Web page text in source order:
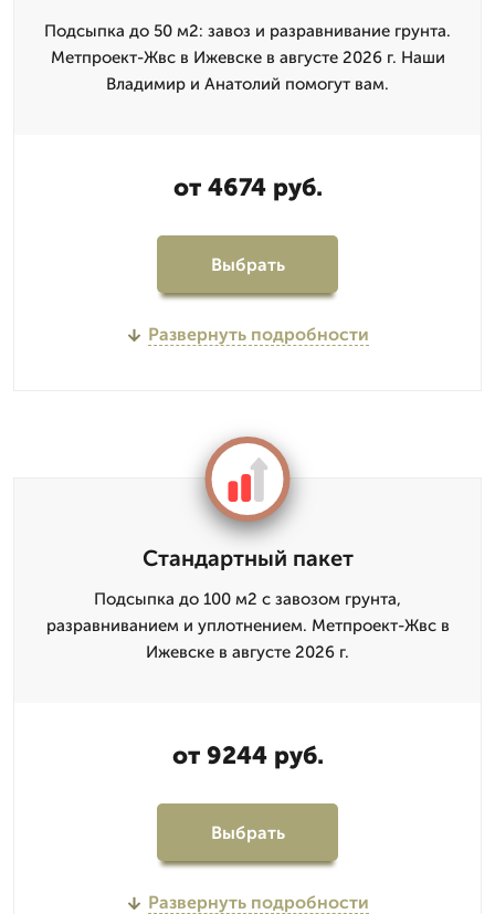
Подсыпка до 50 м2: завоз и разравнивание грунта.
Метпроект-Жвс в Ижевске в августе 2026 г. Наши
Владимир и Анатолий помогут вам.
от 4674 руб.
Выбрать
Развернуть подробности
Стандартный пакет
Подсыпка до 100 м2 с завозом грунта,
разравниванием и уплотнением. Метпроект-Жвс в
Ижевске в августе 2026 г.
от 9244 руб.
Выбрать
Развернуть подробности